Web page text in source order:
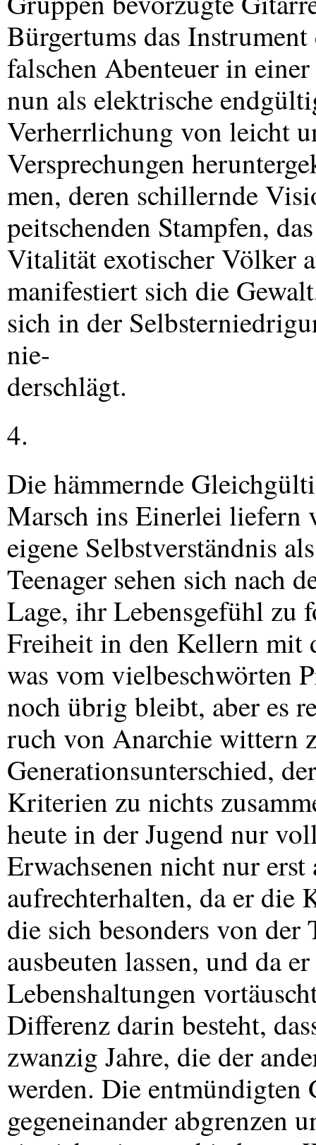
Bürgertums das
falschen Abenteuer in
nun als elektrische
Verherrlichung von leicht
Versprechungen
men, deren schillernde
peitschenden Stampfen,
Vitalität exotischer Völker
manifestiert sich die
sich in der
nie-
derschlägt.
4.
Die hämmernde
Marsch ins Einerlei liefern
eigene Selbstverständnis
Teenager sehen sich nach
Lage, ihr Lebensgefühl zu
Freiheit in den Kellern mit
was vom vielbeschwörten
noch übrig bleibt, aber es
ruch von Anarchie wittern
Generationsunterschied,
Kriterien zu nichts
heute in der Jugend nur
Erwachsenen nicht nur
aufrechterhalten, da er die
die sich besonders von
ausbeuten lassen, und da
Lebenshaltungen
Differenz darin besteht,
zwanzig Jahre, die der
werden. Die entmündigten
gegeneinander abgrenzen